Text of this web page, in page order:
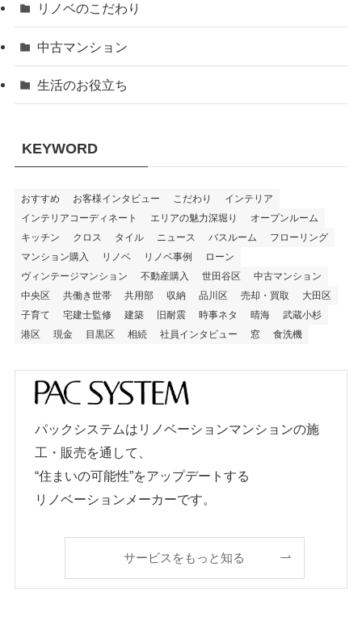
リノベのこだわり
中古マンション
生活のお役立ち
KEYWORD
おすすめ お客様インタビュー こだわり
インテリア
インテリアコーディネート
エリアの魅力深堀り
オープンルーム
キッチン
クロス タイル ニュース バスルーム
フローリング
マンション購入
リノベ リノベ事例
ローン
ヴィンテージマンション
不動産購入 世田谷区
中古マンション
中央区
共働き世帯 共用部 収納 品川区 売却・買取
大田区
子育て
宅建士監修 建築 旧耐震 時事ネタ 晴海
武蔵小杉
港区
現金 目黒区 相続 社員インタビュー 窓 食洗機
パックシステムはリノベーションマンションの施
工・販売を通して、
“住まいの可能性”をアップデートする
リノベーションメーカーです。
サービスをもっと知る